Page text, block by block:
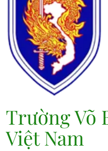
Trường Võ
Việt Nam